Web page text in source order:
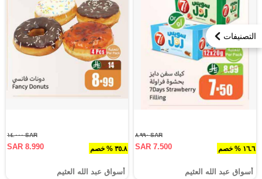
التصنيفات
١٦.٦ % خصم
SAR ٨.٩٩٠
SAR 7.500
أسواق عبد الله العثيم
٣٥.٨ % خصم
SAR ١٤.٠٠٠
SAR 8.990
أسواق عبد الله العثيم